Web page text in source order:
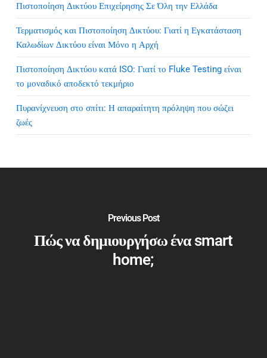
Πιστοποίηση Δικτύου Επιχείρησης Σε Όλη την Ελλάδα
Τερματισμός και Πιστοποίηση Δικτύου: Γιατί η Εγκατάσταση
Καλωδίων Δικτύου είναι Μόνο η Αρχή
Πιστοποίηση Δικτύου κατά ISO: Γιατί το Fluke Testing είναι
το μοναδικό αποδεκτό τεκμήριο
Πυρανίχνευση στο σπίτι: Η απαραίτητη πρόληψη που σώζει
ζωές
Previous Post
Πώς να δημιουργήσω ένα smart
home;